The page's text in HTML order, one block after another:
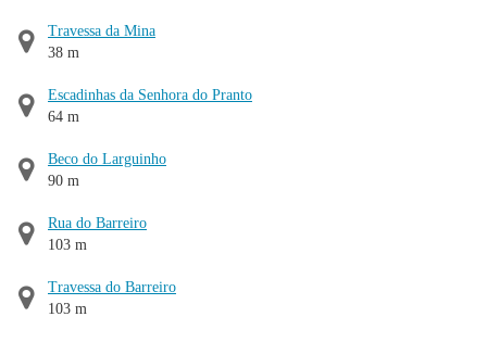
Travessa da Mina
38 m
Escadinhas da Senhora do Pranto
64 m
Beco do Larguinho
90 m
Rua do Barreiro
103 m
Travessa do Barreiro
103 m